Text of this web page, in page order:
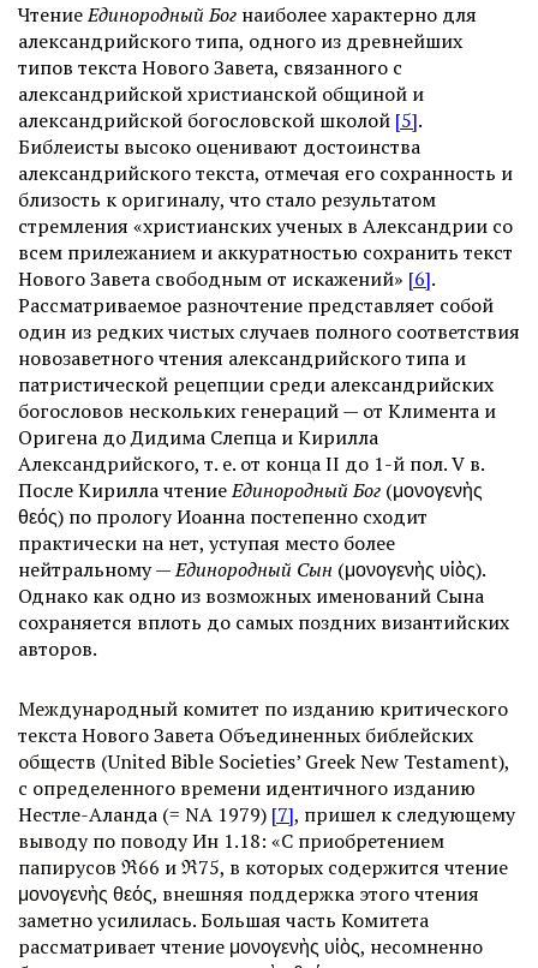
ЧтениеЕдинородный Бог наиболее характерно для
александрийского типа, одного из древнейших
типов текста Нового Завета, связанного с
александрийской христианской общиной и
александрийской богословской школой [5].
Библеисты высоко оценивают достоинства
александрийского текста, отмечая его сохранность и
близость к оригиналу, что стало результатом
стремления «христианских ученых в Александрии со
всем прилежанием и аккуратностью сохранить текст
Нового Завета свободным от искажений» [6].
Рассматриваемое разночтение представляет собой
один из редких чистых случаев полного соответствия
новозаветного чтения александрийского типа и
патристической рецепции среди александрийских
богословов нескольких генераций — от Климента и
Оригена до Дидима Слепца и Кирилла
Александрийского, т. е. от конца II до 1-й пол. V в.
После Кирилла чтениеЕдинородный Бог (μονογενὴς
θεός) по прологу Иоанна постепенно сходит
практически на нет, уступая место более
нейтральному —Единородный Сын (μονογενὴς υἱὸς).
Однако как одно из возможных именований Сына
сохраняется вплоть до самых поздних византийских
авторов.
Международный комитет по изданию критического
текста Нового Завета Объединенных библейских
обществ (United Bible Societies’ Greek New Testament),
с определенного времени идентичного изданию
Нестле-Аланда (= NA 1979) [7], пришел к следующему
выводу по поводу Ин 1.18: «С приобретением
папирусов ℜ66 и ℜ75, в которых содержится чтение
μονογενὴς θεός, внешняя поддержка этого чтения
заметно усилилась. Большая часть Комитета
рассматривает чтение μονογενὴς υἱὸς, несомненно